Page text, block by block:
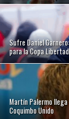
Sufre Daniel
para la Copa
Martín Palermo
Coquimbo Unido